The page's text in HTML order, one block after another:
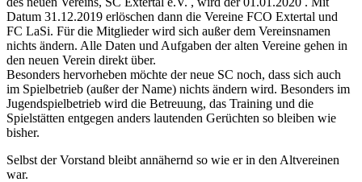
Datum 31.12.2019 erlöschen dann die Vereine FCO Extertal und
FC LaSi. Für die Mitglieder wird sich außer dem Vereinsnamen
nichts ändern. Alle Daten und Aufgaben der alten Vereine gehen in
den neuen Verein direkt über.
Besonders hervorheben möchte der neue SC noch, dass sich auch
im Spielbetrieb (außer der Name) nichts ändern wird. Besonders im
Jugendspielbetrieb wird die Betreuung, das Training und die
Spielstätten entgegen anders lautenden Gerüchten so bleiben wie
bisher.
Selbst der Vorstand bleibt annähernd so wie er in den Altvereinen
war.